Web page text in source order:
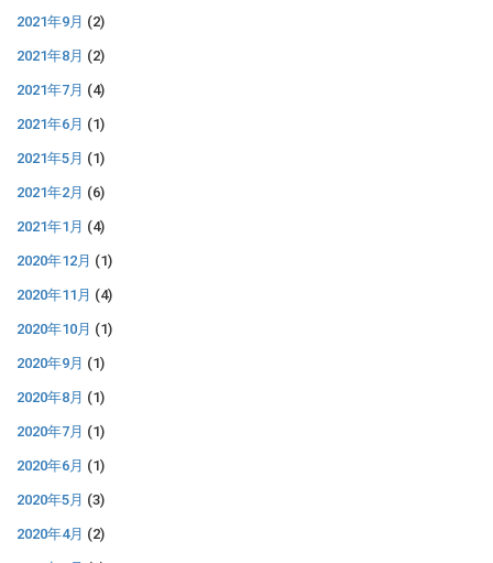
2021年9月 (2)
2021年8月 (2)
2021年7月 (4)
2021年6月 (1)
2021年5月 (1)
2021年2月 (6)
2021年1月 (4)
2020年12月 (1)
2020年11月 (4)
2020年10月 (1)
2020年9月 (1)
2020年8月 (1)
2020年7月 (1)
2020年6月 (1)
2020年5月 (3)
2020年4月 (2)